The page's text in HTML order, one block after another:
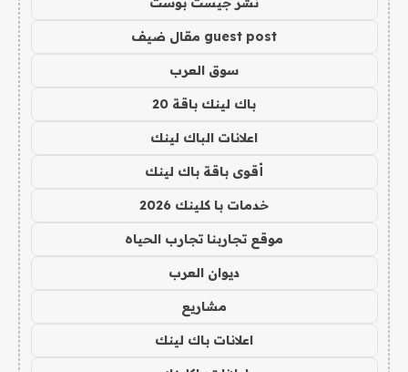
guest post مقال ضيف
سوق العرب
باك لينك باقة 20
اعلانات الباك لينك
أقوى باقة باك لينك
خدمات با كلينك 2026
موقع تجاربنا تجارب الحياه
ديوان العرب
مشاريع
اعلانات باك لينك